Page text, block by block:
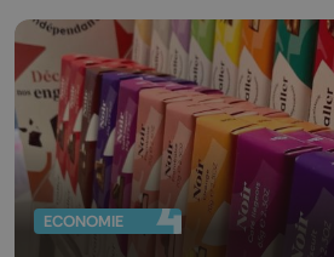
ECONOMIE